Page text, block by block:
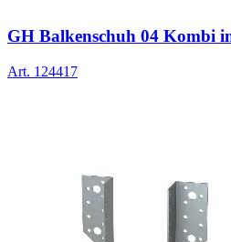
GH Balkenschuh 04 Kombi
Art. 124417